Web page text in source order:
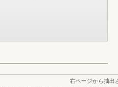
右ページから抽出